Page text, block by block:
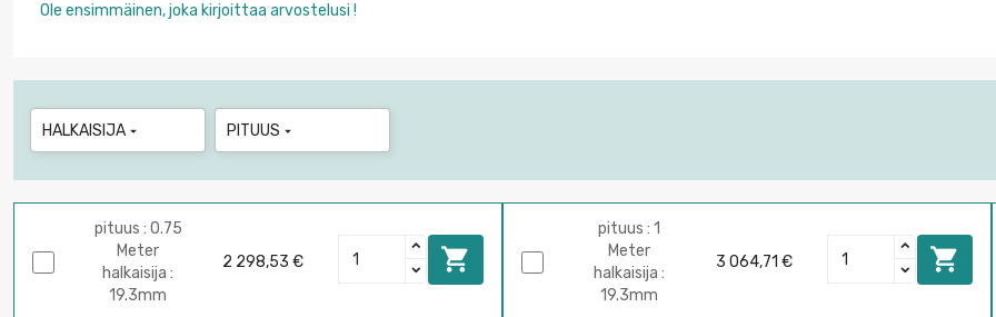
Ole ensimmäinen, joka kirjoittaa arvostelusi !
HALKAISIJA  PITUUS 
pituus : 0.75
Meter
halkaisija :
19.3mm
2 298,53 € 
pituus : 1
Meter
halkaisija :
19.3mm
3 064,71 € 